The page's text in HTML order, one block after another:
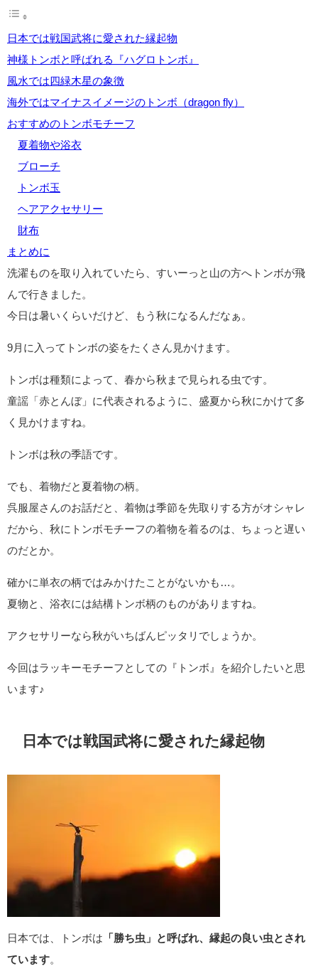
日本では戦国武将に愛された縁起物
神様トンボと呼ばれる『ハグロトンボ』
風水では四緑木星の象徴
海外ではマイナスイメージのトンボ（dragon fly）
おすすめのトンボモチーフ
夏着物や浴衣
ブローチ
トンボ玉
ヘアアクセサリー
財布
まとめに
洗濯ものを取り入れていたら、すいーっと山の方へトンボが飛
んで行きました。
今日は暑いくらいだけど、もう秋になるんだなぁ。
9月に入ってトンボの姿をたくさん見かけます。
トンボは種類によって、春から秋まで見られる虫です。
童謡「赤とんぼ」に代表されるように、盛夏から秋にかけて多
く見かけますね。
トンボは秋の季語です。
でも、着物だと夏着物の柄。
呉服屋さんのお話だと、着物は季節を先取りする方がオシャレ
だから、秋にトンボモチーフの着物を着るのは、ちょっと遅い
のだとか。
確かに単衣の柄ではみかけたことがないかも…。
夏物と、浴衣には結構トンボ柄のものがありますね。
アクセサリーなら秋がいちばんピッタリでしょうか。
今回はラッキーモチーフとしての『トンボ』を紹介したいと思
います♪
日本では戦国武将に愛された縁起物
日本では、トンボは 「勝ち虫」と呼ばれ、縁起の良い虫とされ
ています。